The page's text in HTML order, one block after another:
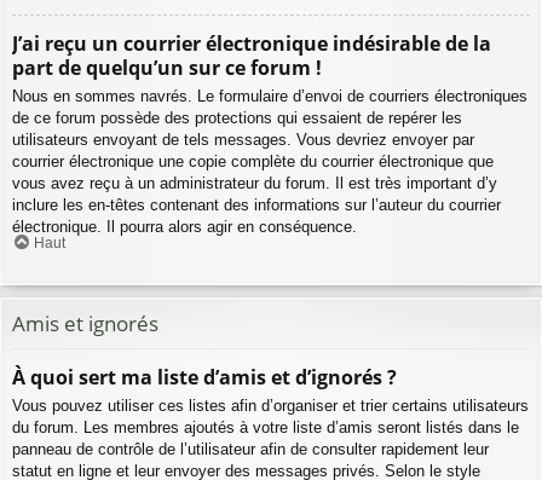
J’ai reçu un courrier électronique indésirable de la
part de quelqu’un sur ce forum !
Nous en sommes navrés. Le formulaire d’envoi de courriers électroniques
de ce forum possède des protections qui essaient de repérer les
utilisateurs envoyant de tels messages. Vous devriez envoyer par
courrier électronique une copie complète du courrier électronique que
vous avez reçu à un administrateur du forum. Il est très important d’y
inclure les en-têtes contenant des informations sur l’auteur du courrier
électronique. Il pourra alors agir en conséquence.
Haut
Amis et ignorés
À quoi sert ma liste d’amis et d’ignorés ?
Vous pouvez utiliser ces listes afin d’organiser et trier certains utilisateurs
du forum. Les membres ajoutés à votre liste d’amis seront listés dans le
panneau de contrôle de l’utilisateur afin de consulter rapidement leur
statut en ligne et leur envoyer des messages privés. Selon le style